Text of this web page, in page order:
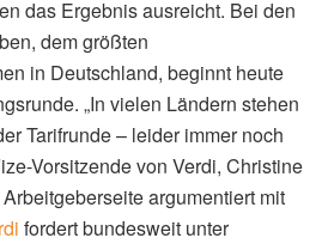
das Ergebnis ausreicht. Bei den
dem größten
in Deutschland, beginnt heute
„In vielen Ländern stehen
Tarifrunde – leider immer noch
Vorsitzende von Verdi, Christine
argumentiert mit
fordert bundesweit unter